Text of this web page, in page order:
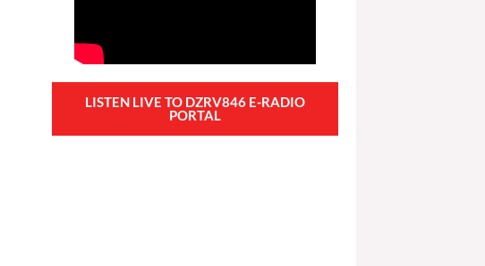
LISTEN LIVE TO DZRV846 E-RADIO
PORTAL